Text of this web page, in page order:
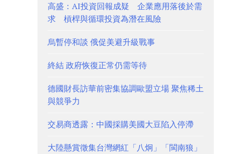
高盛：AI投資回報成疑 企業應用落後於需
求 槓桿與循環投資為潛在風險
烏暫停和談 俄促美避升級戰事
終結 政府恢復正常仍需等待
德國財長訪華前密集協調歐盟立場 聚焦稀土
與競爭力
交易商透露：中國採購美國大豆陷入停滯
大陸懸賞徵集台灣網紅「八炯」「閩南狼」